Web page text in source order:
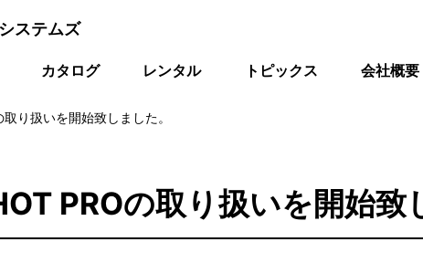
ステムズ
カタログ レンタル トピックス 会社概要
り扱いを開始致しました。
PROの取り扱いを開始致